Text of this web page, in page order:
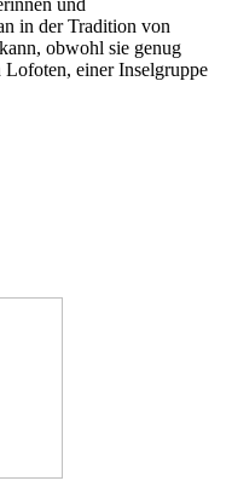
und
in der Tradition von
obwohl sie genug
einer Inselgruppe